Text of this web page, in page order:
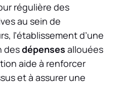
régulière des
au sein de
l’établissement d’une
desdépenses allouées
aide à renforcer
et à assurer une